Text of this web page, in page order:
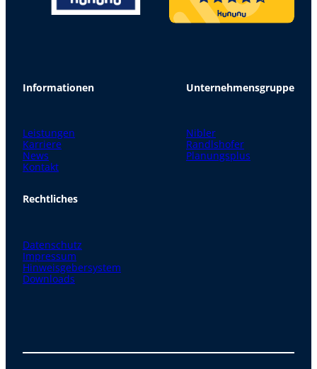
Informationen
Leistungen
Karriere
News
Kontakt
Unternehmensgruppe
Nibler
Randlshofer
Planungsplus
Rechtliches
Datenschutz
Impressum
Hinweisgebersystem
Downloads